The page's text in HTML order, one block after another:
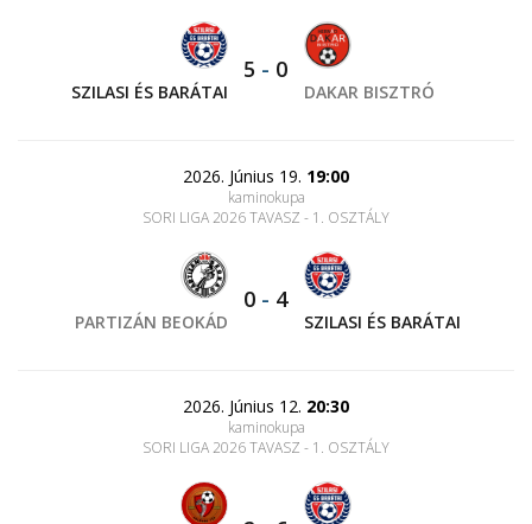
SZILASI ÉS BARÁTAI
5 - 0
DAKAR BISZTRÓ
2026. Június 19. 19:00
kaminokupa
SORI LIGA 2026 TAVASZ - 1. OSZTÁLY
PARTIZÁN BEOKÁD
0 - 4
SZILASI ÉS BARÁTAI
2026. Június 12. 20:30
kaminokupa
SORI LIGA 2026 TAVASZ - 1. OSZTÁLY